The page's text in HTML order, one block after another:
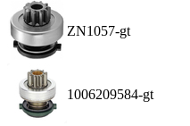
ZN1057-gt
1006209584-gt